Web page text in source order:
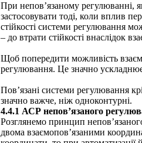
При непов’язаному регулюванні,
застосовувати тоді, коли вплив
стійкості системи регулювання
– до втрати стійкості внаслідок
Щоб попередити можливість
регулювання. Це значно ускладнює
Пов’язані системи регулювання
значно важче, ніж одноконтурні.
4.4.1 АСР непов’язаного
Розглянемо принцип
двома взаємопов’язаними